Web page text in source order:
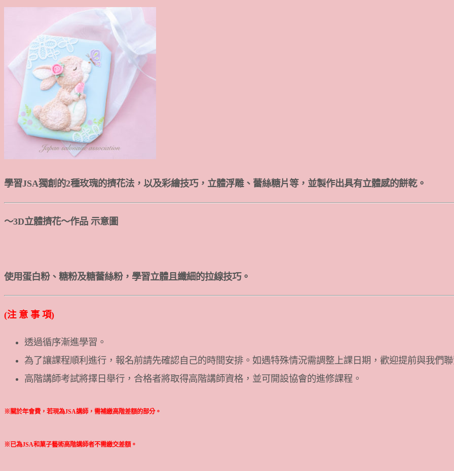
學習JSA獨創的2種玫瑰的擠花法，以及彩繪技巧，立體浮雕、蕾絲糖片等，並製作出具有立體感的餅乾。
～3D立體擠花～作品 示意圖
使用蛋白粉、糖粉及糖蕾絲粉，學習立體且纖細的拉線技巧。
(注 意 事 項)
透過循序漸進學習。
為了讓課程順利進行，報名前請先確認自己的時間安排。如遇特殊情況需調整上課日期，歡迎提前與我們
高階講師考試將擇日舉行，合格者將取得高階講師資格，並可開設協會的進修課程。
※關於年會費，若現為JSA講師，需補繳高階差額的部分。
※已為JSA和菓子藝術高階講師者不需繳交差額。